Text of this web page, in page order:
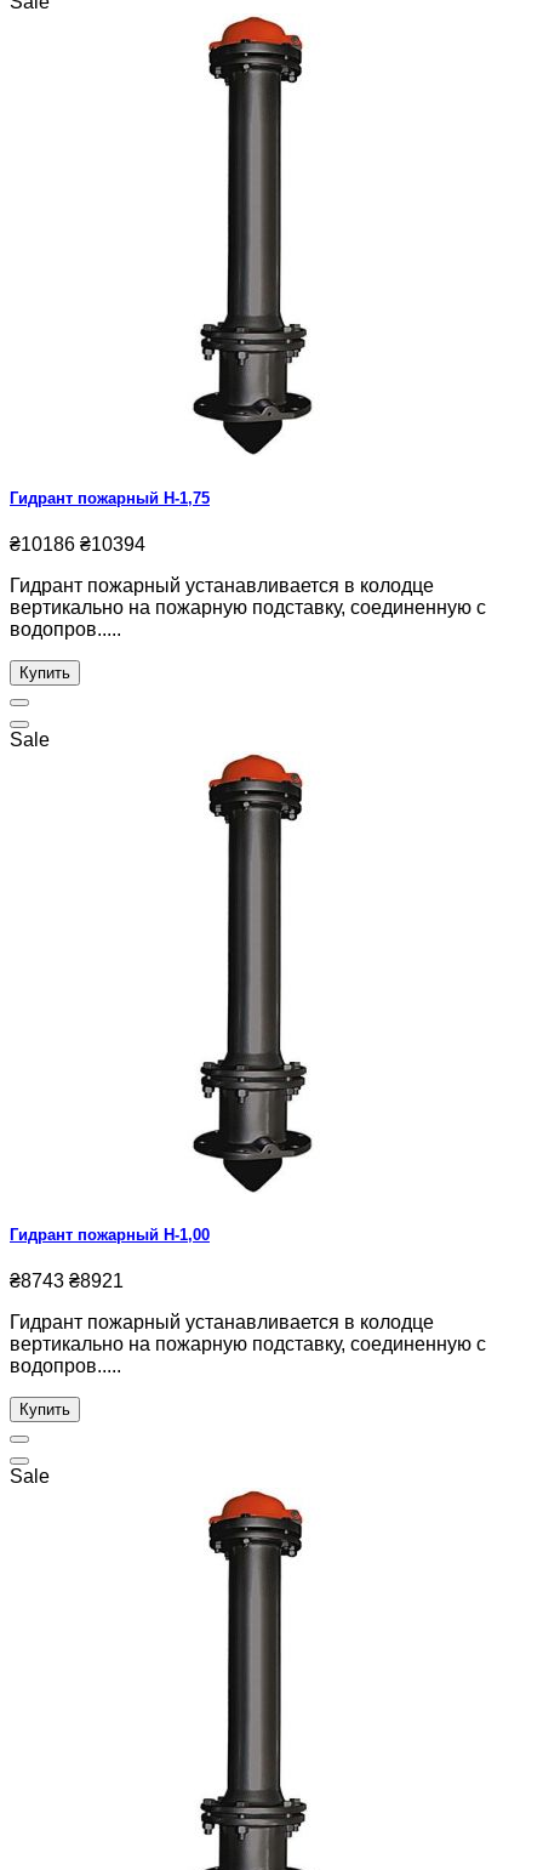
Гидрант пожарный Н-1,75
₴10186 ₴10394
Гидрант пожарный устанавливается в колодце
вертикально на пожарную подставку, соединенную с
водопров.....
Купить
Sale
Гидрант пожарный Н-1,00
₴8743 ₴8921
Гидрант пожарный устанавливается в колодце
вертикально на пожарную подставку, соединенную с
водопров.....
Купить
Sale